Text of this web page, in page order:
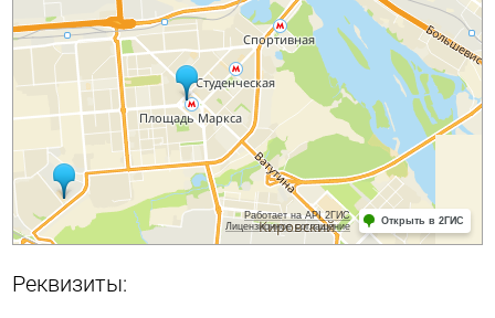
Реквизиты: